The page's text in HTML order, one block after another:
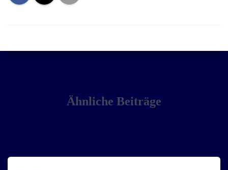
Ähnliche Beiträge